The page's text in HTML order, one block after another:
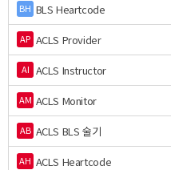
BH BLS Heartcode
AP ACLS Provider
AI ACLS Instructor
AM ACLS Monitor
AB ACLS BLS 술기
AH ACLS Heartcode